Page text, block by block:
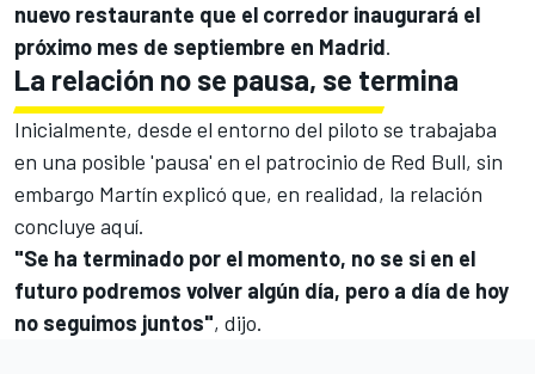
nuevo restaurante que el corredor inaugurará el
próximo mes de septiembre en Madrid.
La relación no se pausa, se termina
Inicialmente, desde el entorno del piloto se trabajaba
en una posible 'pausa' en el patrocinio de Red Bull, sin
embargo Martín explicó que, en realidad, la relación
concluye aquí.
"Se ha terminado por el momento, no se si en el
futuro podremos volver algún día, pero a día de hoy
no seguimos juntos", dijo.